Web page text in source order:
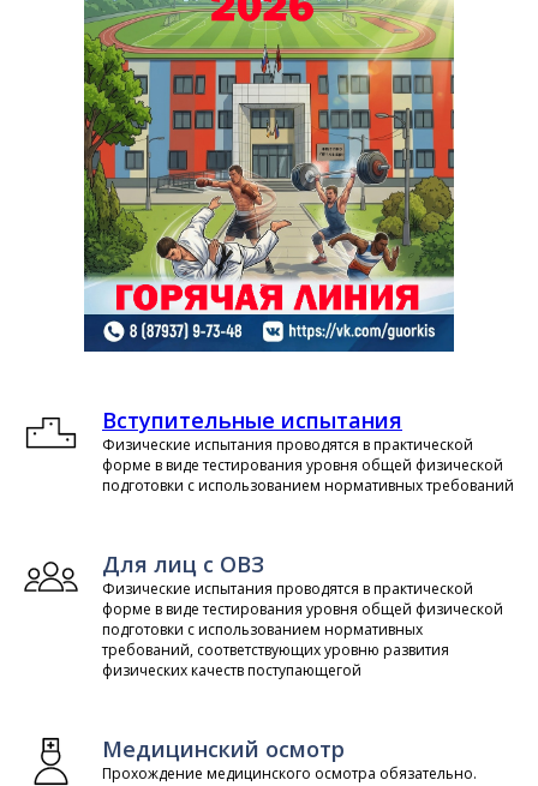
Вступительные испытания
Физические испытания проводятся в практической
форме в виде тестирования уровня общей физической
подготовки с использованием нормативных требований
Для лиц с ОВЗ
Физические испытания проводятся в практической
форме в виде тестирования уровня общей физической
подготовки с использованием нормативных
требований, соответствующих уровню развития
физических качеств поступающегой
Медицинский осмотр
Прохождение медицинского осмотра обязательно.